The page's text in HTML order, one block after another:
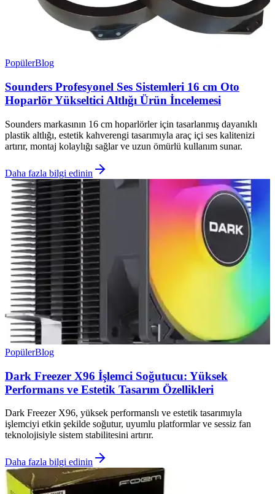
PopülerBlog
Sounders Profesyonel Ses Sistemleri 16 cm Oto
Hoparlör Yükseltici Altlığı Ürün İncelemesi
Sounders markasının 16 cm hoparlörler için tasarlanmış dayanıklı
plastik altlığı, estetik kahverengi tasarımıyla araç içi ses kalitenizi
artırır, montaj kolaylığı sağlar ve uzun ömürlü kullanım sunar.
Daha fazla bilgi edinin
PopülerBlog
Dark Freezer X96 İşlemci Soğutucu: Yüksek
Performans ve Estetik Tasarım Özellikleri
Dark Freezer X96, yüksek performanslı ve estetik tasarımıyla
işlemciyi etkin şekilde soğutur, uyumlu platformlar ve sessiz fan
teknolojisiyle sistem stabilitesini artırır.
Daha fazla bilgi edinin